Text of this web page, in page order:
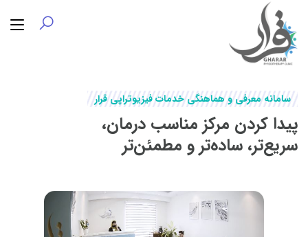
سامانه معرفی و هماهنگی خدمات فیزیوتراپی قرار
پیدا کردن مرکز مناسب درمان،
سریع‌تر، ساده‌تر و مطمئن‌تر